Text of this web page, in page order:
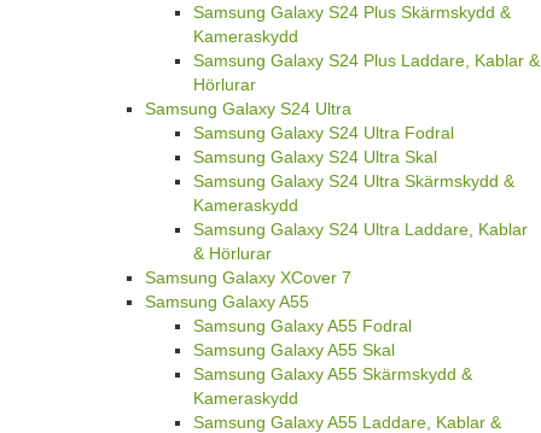
Samsung Galaxy S24 Plus Skärmskydd &
Kameraskydd
Samsung Galaxy S24 Plus Laddare, Kablar &
Hörlurar
Samsung Galaxy S24 Ultra
Samsung Galaxy S24 Ultra Fodral
Samsung Galaxy S24 Ultra Skal
Samsung Galaxy S24 Ultra Skärmskydd &
Kameraskydd
Samsung Galaxy S24 Ultra Laddare, Kablar
& Hörlurar
Samsung Galaxy XCover 7
Samsung Galaxy A55
Samsung Galaxy A55 Fodral
Samsung Galaxy A55 Skal
Samsung Galaxy A55 Skärmskydd &
Kameraskydd
Samsung Galaxy A55 Laddare, Kablar &